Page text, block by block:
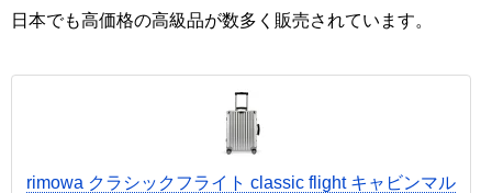
日本でも高価格の高級品が数多く販売されています。
rimowa クラシックフライト classic flight キャビンマル